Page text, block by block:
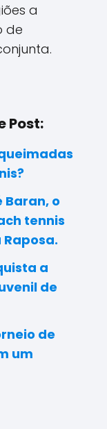
a
de
Post:
Baran, o
tennis
a
de
de
um